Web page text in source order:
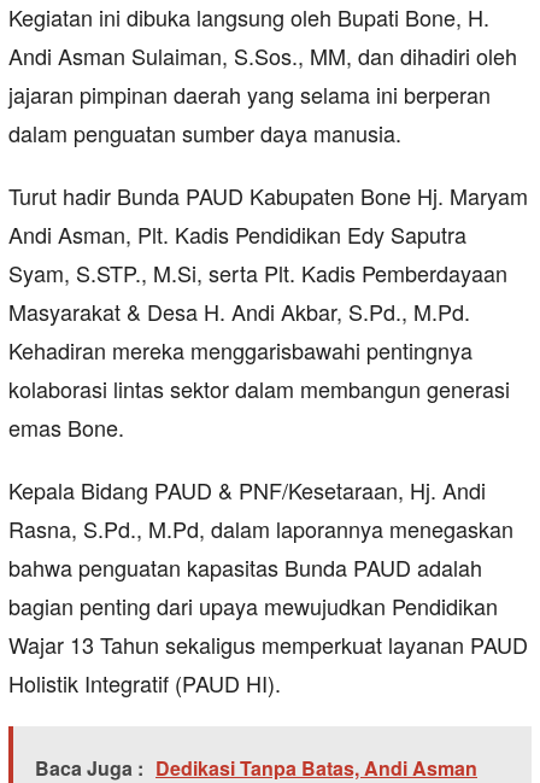
Kegiatan ini dibuka langsung oleh Bupati Bone, H.
Andi Asman Sulaiman, S.Sos., MM, dan dihadiri oleh
jajaran pimpinan daerah yang selama ini berperan
dalam penguatan sumber daya manusia.
Turut hadir Bunda PAUD Kabupaten Bone Hj. Maryam
Andi Asman, Plt. Kadis Pendidikan Edy Saputra
Syam, S.STP., M.Si, serta Plt. Kadis Pemberdayaan
Masyarakat & Desa H. Andi Akbar, S.Pd., M.Pd.
Kehadiran mereka menggarisbawahi pentingnya
kolaborasi lintas sektor dalam membangun generasi
emas Bone.
Kepala Bidang PAUD & PNF/Kesetaraan, Hj. Andi
Rasna, S.Pd., M.Pd, dalam laporannya menegaskan
bahwa penguatan kapasitas Bunda PAUD adalah
bagian penting dari upaya mewujudkan Pendidikan
Wajar 13 Tahun sekaligus memperkuat layanan PAUD
Holistik Integratif (PAUD HI).
Baca Juga : Dedikasi Tanpa Batas, Andi Asman